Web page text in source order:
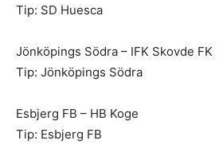
Tip: SD Huesca
Jönköpings Södra – IFK Skovde FK
Tip: Jönköpings Södra
Esbjerg FB – HB Koge
Tip: Esbjerg FB